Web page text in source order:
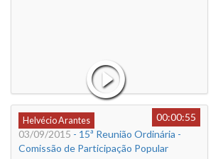
Helvécio Arantes
00:00:55
03/09/2015 - 15ª Reunião Ordinária -
Comissão de Participação Popular